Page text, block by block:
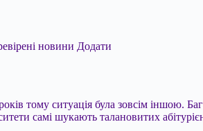
новини Додати
тому ситуація була зовсім іншою.
самі шукають талановитих